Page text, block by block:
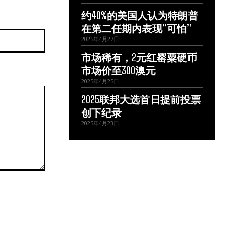
约40%的美国人认为特朗普
在第二任期内表现“可怕”
2025年4月27日
市场稀有，2元红罂粟硬币
市场价至300澳元
2025年4月25日
2025联邦大选首日提前投票
创下纪录
2025年4月23日